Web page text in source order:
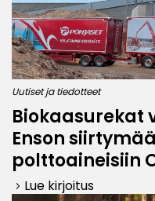
Uutiset ja tiedotteet
Biokaasurekat
Enson
polttoaineisiin
keyboard_arrow_right Lue kirjoitus